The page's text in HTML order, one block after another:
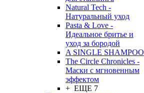
Natural Tech -
Натуральный уход
Pasta & Love -
Идеальное бритье и
уход за бородой
A SINGLE SHAMPOO
The Circle Chronicles -
Маски с мгновенным
эффектом
+ ЕЩЕ 7